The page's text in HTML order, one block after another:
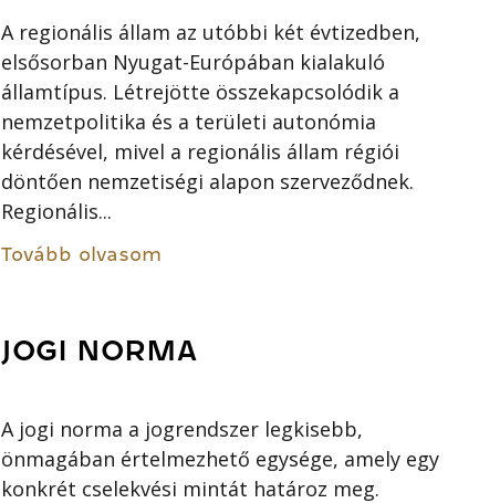
A regionális állam az utóbbi két évtizedben,
elsősorban Nyugat-Európában kialakuló
államtípus. Létrejötte összekapcsolódik a
nemzetpolitika és a területi autonómia
kérdésével, mivel a regionális állam régiói
döntően nemzetiségi alapon szerveződnek.
Regionális...
Tovább olvasom
JOGI NORMA
A jogi norma a jogrendszer legkisebb,
önmagában értelmezhető egysége, amely egy
konkrét cselekvési mintát határoz meg.